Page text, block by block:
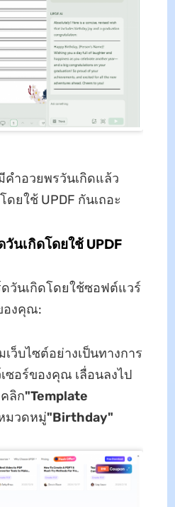
คำอวยพรวันเกิดแล้ว
ดยใช้ UPDF กันเถอะ
นเกิดโดยใช้ UPDF
วันเกิดโดยใช้ซอฟต์แวร์
องคุณ:
เว็บไซต์อย่างเป็นทางการ
ซอร์ของคุณ เลื่อนลงไป
ลิก"Template
มวดหมู่"Birthday"